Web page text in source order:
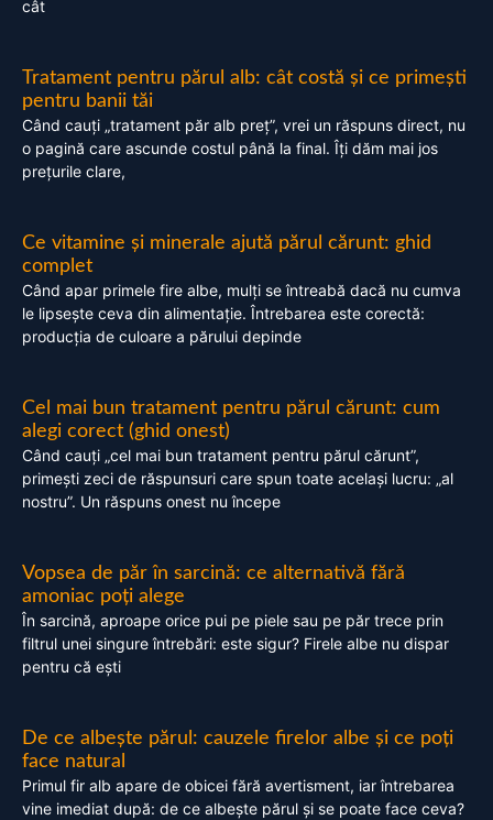
cât
Tratament pentru părul alb: cât costă și ce primești
pentru banii tăi
Când cauți „tratament păr alb preț”, vrei un răspuns direct, nu
o pagină care ascunde costul până la final. Îți dăm mai jos
prețurile clare,
Ce vitamine și minerale ajută părul cărunt: ghid
complet
Când apar primele fire albe, mulți se întreabă dacă nu cumva
le lipsește ceva din alimentație. Întrebarea este corectă:
producția de culoare a părului depinde
Cel mai bun tratament pentru părul cărunt: cum
alegi corect (ghid onest)
Când cauți „cel mai bun tratament pentru părul cărunt”,
primești zeci de răspunsuri care spun toate același lucru: „al
nostru”. Un răspuns onest nu începe
Vopsea de păr în sarcină: ce alternativă fără
amoniac poți alege
În sarcină, aproape orice pui pe piele sau pe păr trece prin
filtrul unei singure întrebări: este sigur? Firele albe nu dispar
pentru că ești
De ce albește părul: cauzele firelor albe și ce poți
face natural
Primul fir alb apare de obicei fără avertisment, iar întrebarea
vine imediat după: de ce albește părul și se poate face ceva?